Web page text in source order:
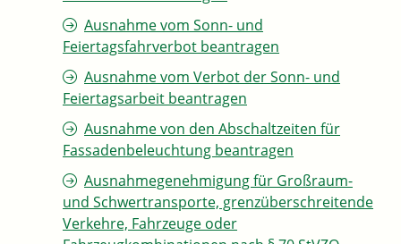
Ausnahme vom Sonn- und
Feiertagsfahrverbot beantragen
Ausnahme vom Verbot der Sonn- und
Feiertagsarbeit beantragen
Ausnahme von den Abschaltzeiten für
Fassadenbeleuchtung beantragen
Ausnahmegenehmigung für Großraum-
und Schwertransporte, grenzüberschreitende
Verkehre, Fahrzeuge oder